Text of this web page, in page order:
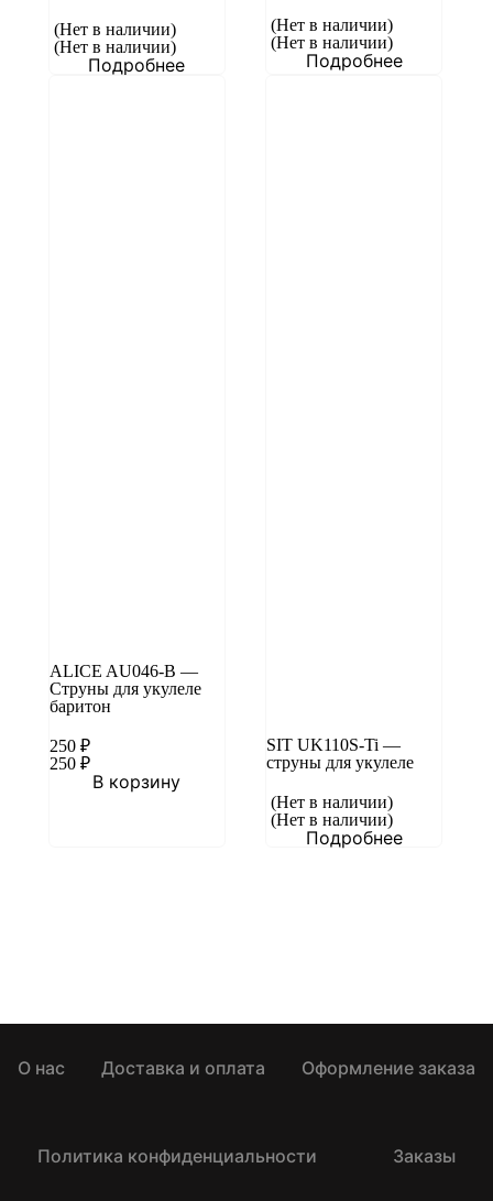
(Нет в наличии)
(Нет в наличии)
Подробнее
(Нет в наличии)
(Нет в наличии)
Подробнее
ALICE AU046-B —
Струны для укулеле
баритон
250 ₽
250 ₽
В корзину
SIT UK110S-Ti —
струны для укулеле
(Нет в наличии)
(Нет в наличии)
Подробнее
О нас Доставка и оплата Оформление заказа
Политика конфиденциальности Заказы